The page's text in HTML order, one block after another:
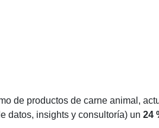
de productos de carne animal,
datos, insights y consultoría) un 24